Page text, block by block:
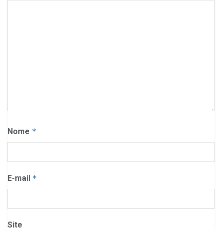
Nome *
E-mail *
Site